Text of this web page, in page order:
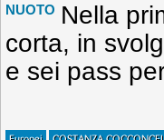
NUOTO Nella
corta, in
e sei pass